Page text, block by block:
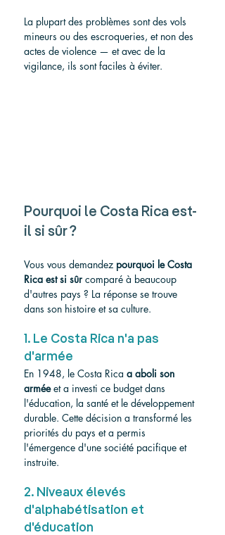
La plupart des problèmes sont des vols
mineurs ou des escroqueries, et non des
actes de violence — et avec de la
vigilance, ils sont faciles à éviter.
Pourquoi le Costa Rica est-
il si sûr ?
Vous vous demandez pourquoi le Costa
Rica est si sûr comparé à beaucoup
d'autres pays ? La réponse se trouve
dans son histoire et sa culture.
1. Le Costa Rica n'a pas
d'armée
En 1948, le Costa Rica a aboli son
armée et a investi ce budget dans
l'éducation, la santé et le développement
durable. Cette décision a transformé les
priorités du pays et a permis
l'émergence d'une société pacifique et
instruite.
2. Niveaux élevés
d'alphabétisation et
d'éducation